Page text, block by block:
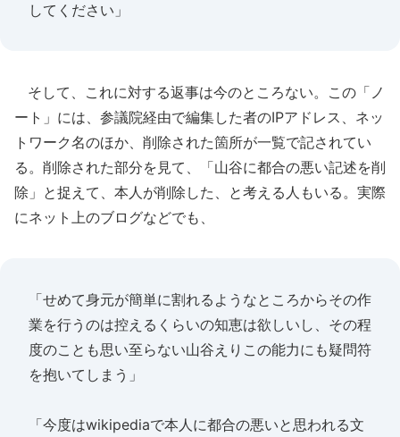
してください」
そして、これに対する返事は今のところない。この「ノ
ート」には、参議院経由で編集した者のIPアドレス、ネッ
トワーク名のほか、削除された箇所が一覧で記されてい
る。削除された部分を見て、「山谷に都合の悪い記述を削
除」と捉えて、本人が削除した、と考える人もいる。実際
にネット上のブログなどでも、
「せめて身元が簡単に割れるようなところからその作
業を行うのは控えるくらいの知恵は欲しいし、その程
度のことも思い至らない山谷えりこの能力にも疑問符
を抱いてしまう」
「今度はwikipediaで本人に都合の悪いと思われる文